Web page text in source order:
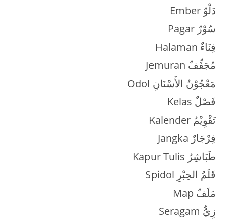
Ember دَلْوٌ
Pagar سُوْرٌ
Halaman فِنَاءٌ
Jemuran مُجَفِّفٌ
Odol مَعْجُوْنُ الأَسْنَانِ
Kelas فَصْلٌ
Kalender تَقْوِيْمٌ
Jangka فِرْجَارٌ
Kapur Tulis طَبَاشِرٌ
Spidol قَلَمُ الحِبْرِ
Map مَلَفٌ
Seragam زِيٌّ